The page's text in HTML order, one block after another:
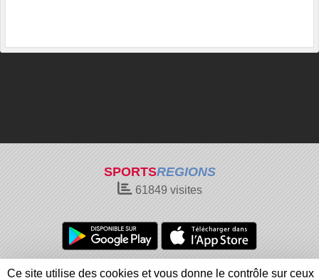
SPORTSREGIONS
61849 visites
Charte cookies Gestion des cookies
Ce site utilise des cookies et vous donne le contrôle sur ceux